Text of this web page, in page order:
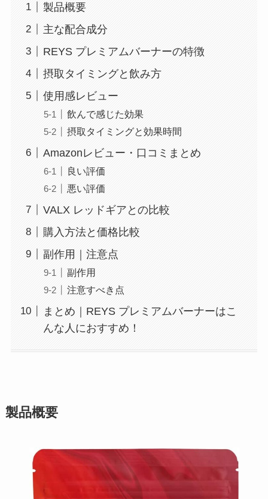
製品概要
主な配合成分
REYS プレミアムバーナーの特徴
摂取タイミングと飲み方
使用感レビュー
飲んで感じた効果
摂取タイミングと効果時間
Amazonレビュー・口コミまとめ
良い評価
悪い評価
VALX レッドギアとの比較
購入方法と価格比較
副作用｜注意点
副作用
注意すべき点
まとめ｜REYS プレミアムバーナーはこ
んな人におすすめ！
製品概要